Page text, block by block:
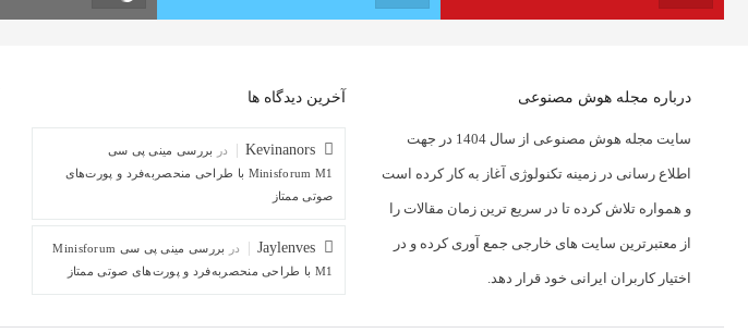
درباره مجله هوش مصنوعی
سایت مجله هوش مصنوعی از سال 1404 در جهت
اطلاع رسانی در زمینه تکنولوژی آغاز به کار کرده است
و همواره تلاش کرده تا در سریع ترین زمان مقالات را
از معتبرترین سایت های خارجی جمع آوری کرده و در
اختیار کاربران ایرانی خود قرار دهد.
آخرین دیدگاه ها
Kevinanors در
بررسی مینی پی ‌سی
Minisforum M1 با طراحی منحصربه‌فرد و پورت‌های
صوتی ممتاز
Jaylenves در
بررسی مینی پی ‌سی Minisforum
M1 با طراحی منحصربه‌فرد و پورت‌های صوتی ممتاز